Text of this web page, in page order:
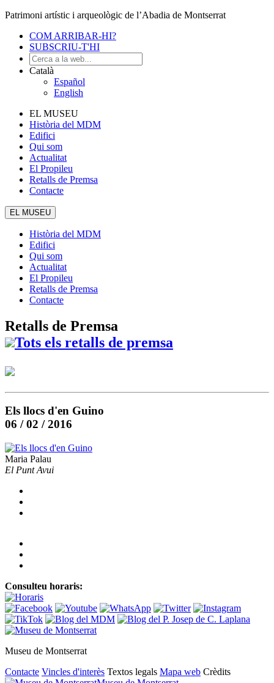
Patrimoni artístic i arqueològic de l’Abadia de Montserrat
COM ARRIBAR-HI?
SUBSCRIU-T'HI
Català
Español
English
EL MUSEU
Història del MDM
Edifici
Qui som
Actualitat
El Propileu
Retalls de Premsa
Contacte
EL MUSEU
Història del MDM
Edifici
Qui som
Actualitat
El Propileu
Retalls de Premsa
Contacte
Retalls de Premsa
Tots els retalls de premsa
Els llocs d'en Guino
06 / 02 / 2016
Maria Palau
El Punt Avui
Consulteu horaris:
Museu de Montserrat
Contacte Vincles d'interès Textos legals Mapa web Crèdits